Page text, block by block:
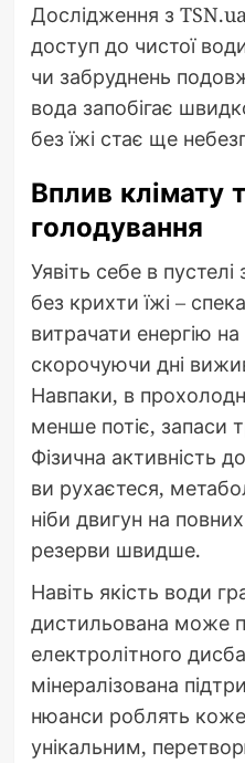
Дослідження з
доступ до чистої
чи забруднень
вода запобігає
без їжі стає ще
Вплив клімату
голодування
Уявіть себе в
без крихти їжі –
витрачати енергію
скорочуючи дні
Навпаки, в
менше потіє, запаси
Фізична активність
ви рухаєтеся,
ніби двигун на
резерви швидше.
Навіть якість води
дистильована може
електролітного
мінералізована
нюанси роблять
унікальним,